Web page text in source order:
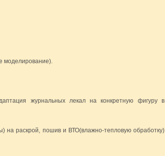
моделирование).
журнальных лекал на конкретную фигуру в
на раскрой, пошив и ВТО(влажно-тепловую обработку)